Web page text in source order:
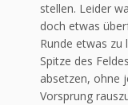
stellen. Leider
doch etwas
Runde etwas zu
Spitze des
absetzen, ohne
Vorsprung